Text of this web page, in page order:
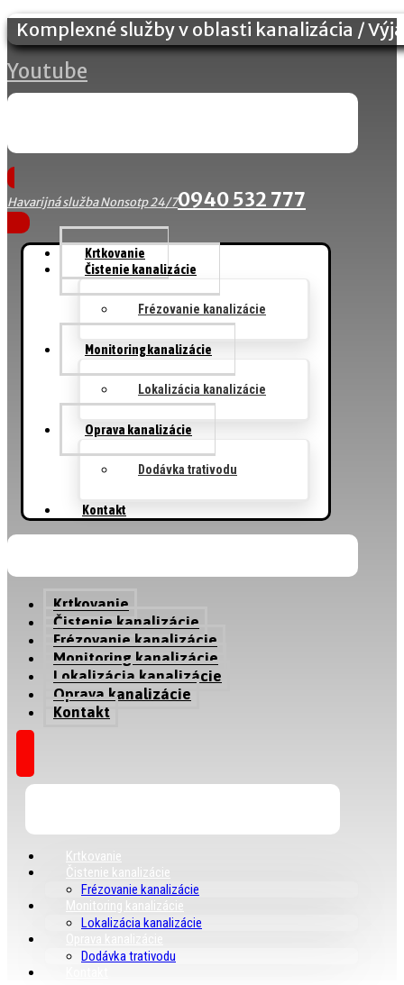
Komplexné služby v oblasti kanalizácia /
Youtube
Havarijná služba Nonsotp 24/70940 532 777
Krtkovanie
Čistenie kanalizácie
Frézovanie kanalizácie
Monitoring kanalizácie
Lokalizácia kanalizácie
Oprava kanalizácie
Dodávka trativodu
Kontakt
Krtkovanie
Čistenie kanalizácie
Frézovanie kanalizácie
Monitoring kanalizácie
Lokalizácia kanalizácie
Oprava kanalizácie
Kontakt
Krtkovanie
Čistenie kanalizácie
Frézovanie kanalizácie
Monitoring kanalizácie
Lokalizácia kanalizácie
Dodávka trativodu